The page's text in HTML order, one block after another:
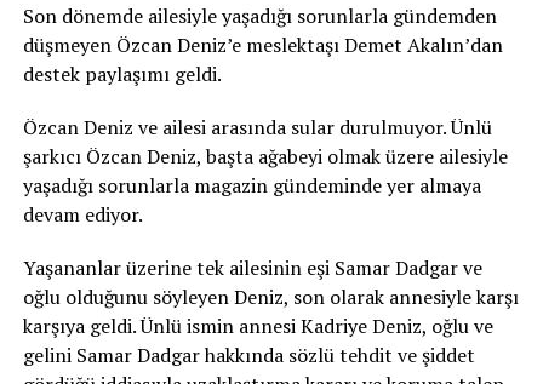
Son dönemde ailesiyle yaşadığı sorunlarla gündemden
düşmeyen Özcan Deniz’e meslektaşı Demet Akalın’dan
destek paylaşımı geldi.
Özcan Deniz ve ailesi arasında sular durulmuyor. Ünlü
şarkıcı Özcan Deniz, başta ağabeyi olmak üzere ailesiyle
yaşadığı sorunlarla magazin gündeminde yer almaya
devam ediyor.
Yaşananlar üzerine tek ailesinin eşi Samar Dadgar ve
oğlu olduğunu söyleyen Deniz, son olarak annesiyle karşı
karşıya geldi. Ünlü ismin annesi Kadriye Deniz, oğlu ve
gelini Samar Dadgar hakkında sözlü tehdit ve şiddet